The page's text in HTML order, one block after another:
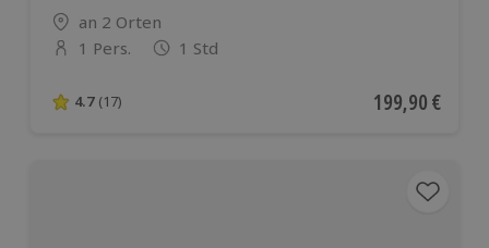
Standort
an 2 Orten
Anzahl der Teilnehmer
1 Pers. 1 Std
4.7 von 5 Sternen basierend auf 17 Bewertungen
4.7 (17) Aktueller Preis
199,90 €